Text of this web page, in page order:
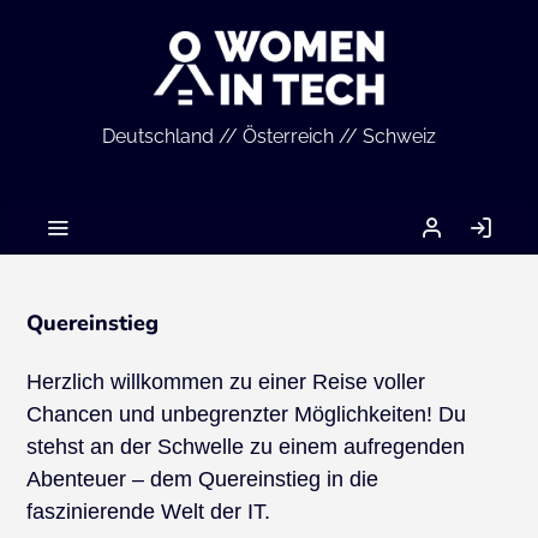
Deutschland // Österreich // Schweiz
MEIN
ACCOUNT
Quereinstieg
Herzlich willkommen zu einer Reise voller
Chancen und unbegrenzter Möglichkeiten! Du
stehst an der Schwelle zu einem aufregenden
Abenteuer – dem Quereinstieg in die
faszinierende Welt der IT.